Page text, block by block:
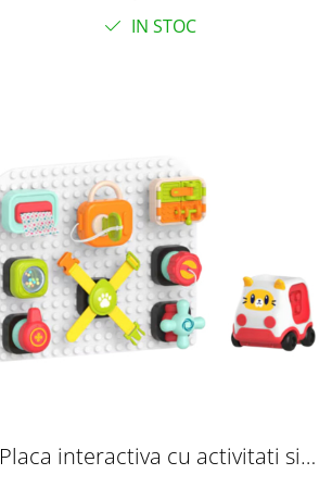
IN STOC
Placa interactiva cu activitati si